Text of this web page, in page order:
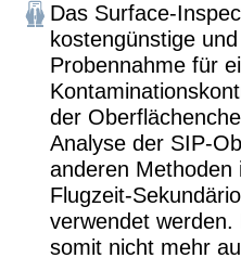
Das Surface-
kostengünstige
Probennahme für
der
Analyse der SIP-
anderen Methoden
Flugzeit-
verwendet
somit nicht mehr